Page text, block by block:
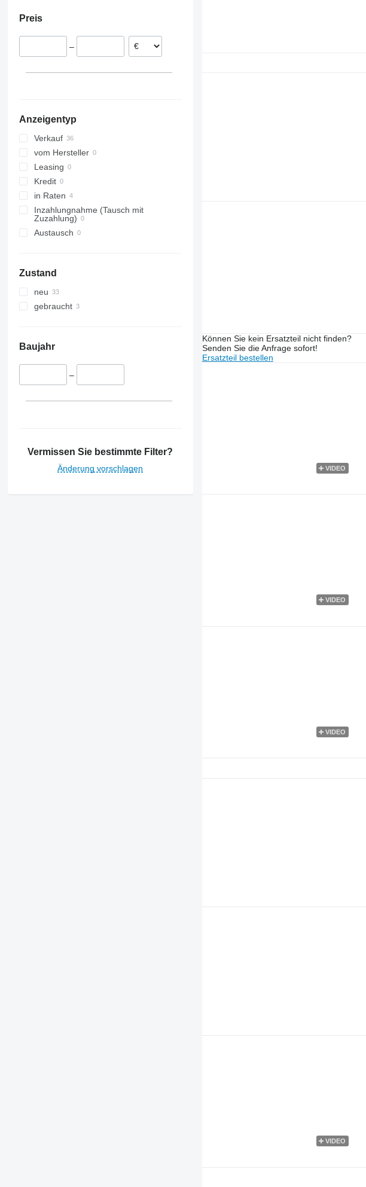
Preis
–
Anzeigentyp
Verkauf
vom Hersteller
Leasing
Kredit
in Raten
Inzahlungnahme (Tausch mit
Zuzahlung)
Austausch
Zustand
neu
gebraucht
Baujahr
–
Vermissen Sie bestimmte Filter?
Änderung vorschlagen
Können Sie kein Ersatzteil nicht finden?
Senden Sie die Anfrage sofort!
Ersatzteil bestellen
VIDEO
VIDEO
VIDEO
VIDEO